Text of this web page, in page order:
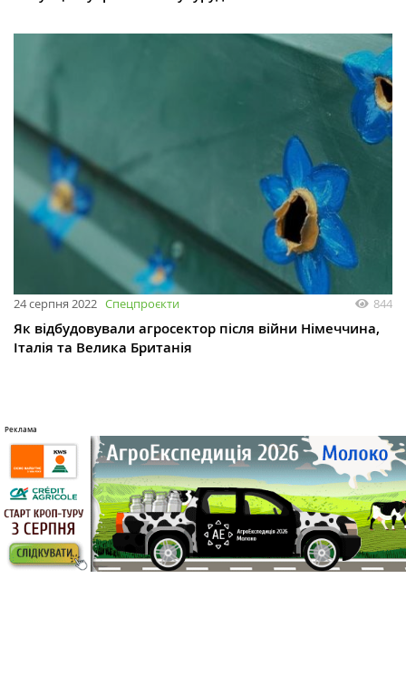
24 серпня 2022 Спецпроєкти 844
Як відбудовували агросектор після війни Німеччина,
Італія та Велика Британія